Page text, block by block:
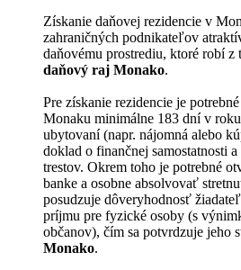
Získanie daňovej rezidencie v
zahraničných podnikateľov
daňovému prostrediu, ktoré robí
daňový raj Monako.
Pre získanie rezidencie je
Monaku minimálne 183 dní v
ubytovaní (napr. nájomná alebo
doklad o finančnej samostatnosti
trestov. Okrem toho je potrebné
banke a osobne absolvovať
posudzuje dôveryhodnosť
príjmu pre fyzické osoby (s
občanov), čím sa potvrdzuje jeho
Monako.